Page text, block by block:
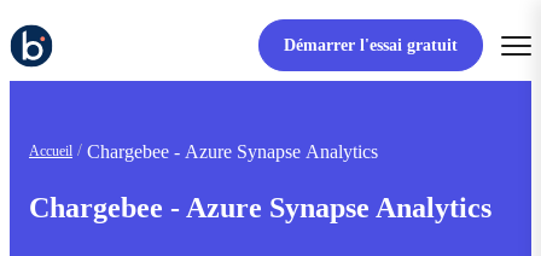
Démarrer l'essai gratuit
Accueil Chargebee - Azure Synapse Analytics
Chargebee - Azure Synapse Analytics